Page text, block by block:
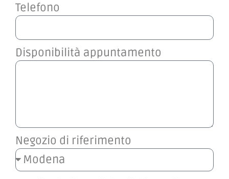
Telefono
Disponibilità appuntamento
Negozio di riferimento